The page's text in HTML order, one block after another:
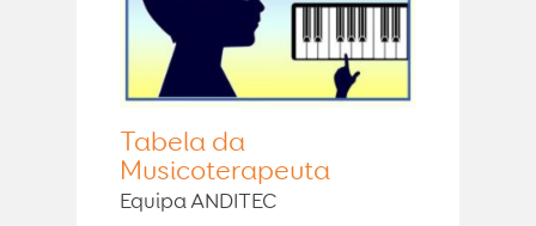
Tabela da
Musicoterapeuta
Equipa ANDITEC